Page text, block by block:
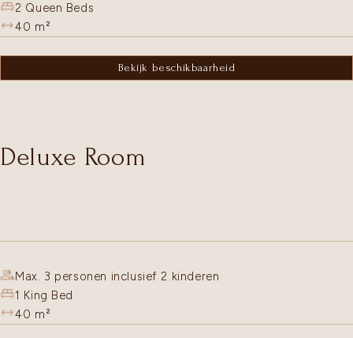
2 Queen Beds
40 m²
Bekijk beschikbaarheid
Deluxe Room
Max. 3 personen inclusief 2 kinderen
1 King Bed
40 m²